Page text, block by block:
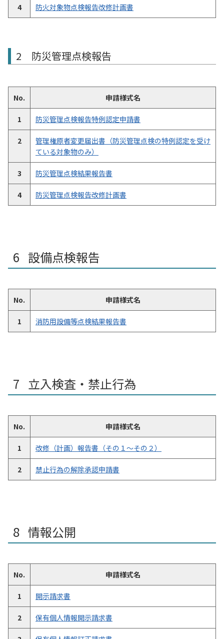
4 防火対象物点検報告改修計画書
2 防災管理点検報告
No. 申請様式名
1 防災管理点検報告特例認定申請書
2
管理権原者変更届出書（防災管理点検の特例認定を受け
ている対象物のみ）
3 防災管理点検結果報告書
4 防災管理点検報告改修計画書
設備点検報告
No. 申請様式名
1 消防用設備等点検結果報告書
立入検査・禁止行為
No. 申請様式名
1 改修（計画）報告書（その１～その２）
2 禁止行為の解除承認申請書
情報公開
No. 申請様式名
1 開示請求書
2 保有個人情報開示請求書